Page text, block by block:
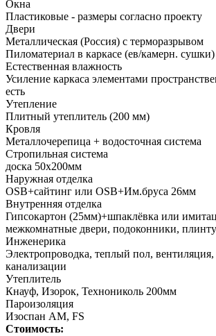
Окна
Пластиковые - размеры согласно проекту
Двери
Металлическая (Россия) с терморазрывом
Пиломатериал в каркасе (ев/камерн. сушки)
Естественная влажность
Усиление каркаса элементами
есть
Утепление
Плитный утеплитель (200 мм)
Кровля
Металлочерепица + водосточная система
Стропильная система
доска 50х200мм
Наружная отделка
OSB+сайтинг или OSB+Им.бруса 26мм
Внутренняя отделка
Гипсокартон (25мм)+шпаклёвка или
межкомнатные двери, подоконники,
Инженерика
Электропроводка, теплый пол, вентиляция,
канализации
Утеплитель
Кнауф, Изорок, Технониколь 200мм
Пароизоляция
Изоспан AM, FS
Стоимость: